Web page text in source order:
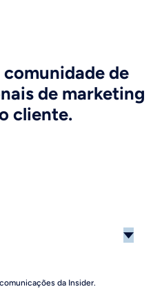
de
de marketing
cliente.
da Insider.